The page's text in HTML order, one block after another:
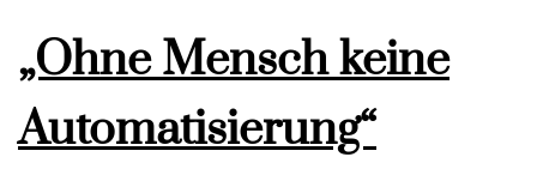
„Ohne Mensch keine
Automatisierung“